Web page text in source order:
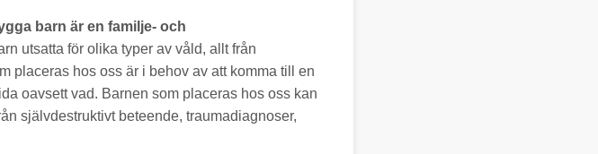
barn är en familje- och
utsatta för olika typer av våld, allt från
placeras hos oss är i behov av att komma till en
oavsett vad. Barnen som placeras hos oss kan
självdestruktivt beteende, traumadiagnoser,